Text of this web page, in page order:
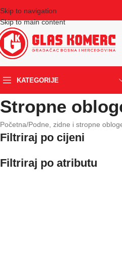
Skip to navigation
Skip to main content
KATEGORIJE
Stropne
Početna/Podne, zidne i stropne
Filtriraj po cijeni
Filtriraj po atributu